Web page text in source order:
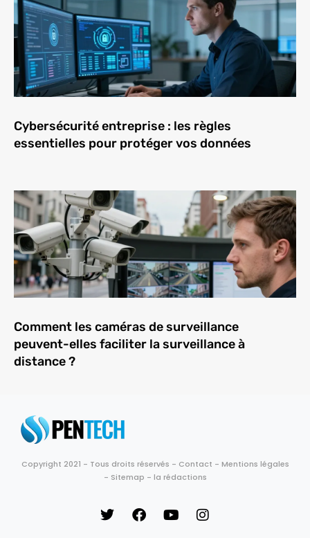
Cybersécurité entreprise : les règles
essentielles pour protéger vos données
Comment les caméras de surveillance
peuvent-elles faciliter la surveillance à
distance ?
Copyright 2021 - Tous droits réservés - Contact - Mentions légales
- Sitemap - la rédactions